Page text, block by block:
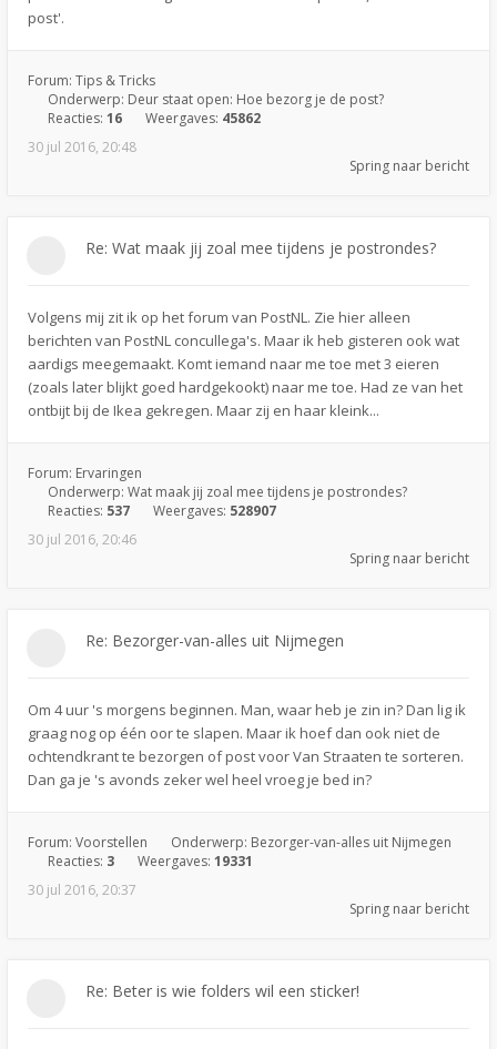
post'.
Forum: Tips & Tricks
Onderwerp: Deur staat open: Hoe bezorg je de post?
Reacties: 16 Weergaves: 45862
30 jul 2016, 20:48
Spring naar bericht
Re: Wat maak jij zoal mee tijdens je postrondes?
Volgens mij zit ik op het forum van PostNL. Zie hier alleen
berichten van PostNL concullega's. Maar ik heb gisteren ook wat
aardigs meegemaakt. Komt iemand naar me toe met 3 eieren
(zoals later blijkt goed hardgekookt) naar me toe. Had ze van het
ontbijt bij de Ikea gekregen. Maar zij en haar kleink...
Forum: Ervaringen
Onderwerp: Wat maak jij zoal mee tijdens je postrondes?
Reacties: 537 Weergaves: 528907
30 jul 2016, 20:46
Spring naar bericht
Re: Bezorger-van-alles uit Nijmegen
Om 4 uur 's morgens beginnen. Man, waar heb je zin in? Dan lig ik
graag nog op één oor te slapen. Maar ik hoef dan ook niet de
ochtendkrant te bezorgen of post voor Van Straaten te sorteren.
Dan ga je 's avonds zeker wel heel vroeg je bed in?
Forum: Voorstellen Onderwerp: Bezorger-van-alles uit Nijmegen
Reacties: 3 Weergaves: 19331
30 jul 2016, 20:37
Spring naar bericht
Re: Beter is wie folders wil een sticker!